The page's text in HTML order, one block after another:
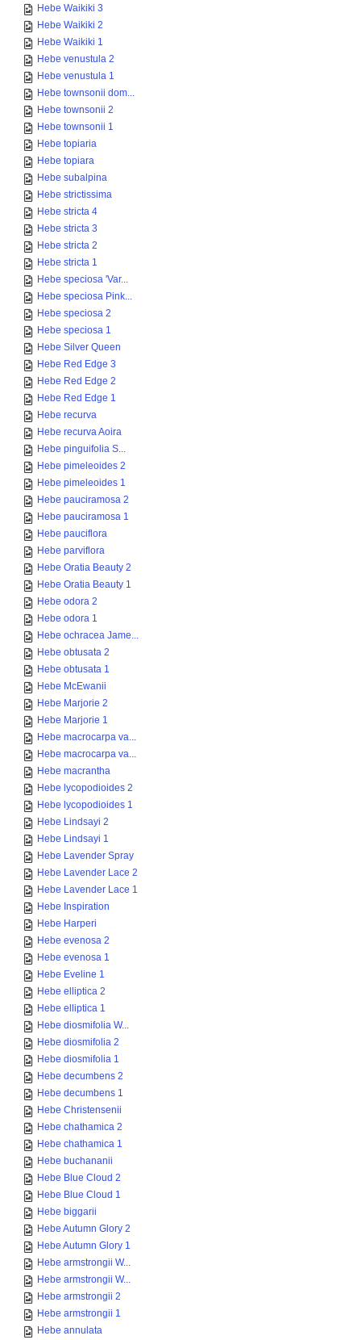
Hebe Waikiki 3
Hebe Waikiki 2
Hebe Waikiki 1
Hebe venustula 2
Hebe venustula 1
Hebe townsonii dom...
Hebe townsonii 2
Hebe townsonii 1
Hebe topiaria
Hebe topiara
Hebe subalpina
Hebe strictissima
Hebe stricta 4
Hebe stricta 3
Hebe stricta 2
Hebe stricta 1
Hebe speciosa 'Var...
Hebe speciosa Pink...
Hebe speciosa 2
Hebe speciosa 1
Hebe Silver Queen
Hebe Red Edge 3
Hebe Red Edge 2
Hebe Red Edge 1
Hebe recurva
Hebe recurva Aoira
Hebe pinguifolia S...
Hebe pimeleoides 2
Hebe pimeleoides 1
Hebe pauciramosa 2
Hebe pauciramosa 1
Hebe pauciflora
Hebe parviflora
Hebe Oratia Beauty 2
Hebe Oratia Beauty 1
Hebe odora 2
Hebe odora 1
Hebe ochracea Jame...
Hebe obtusata 2
Hebe obtusata 1
Hebe McEwanii
Hebe Marjorie 2
Hebe Marjorie 1
Hebe macrocarpa va...
Hebe macrocarpa va...
Hebe macrantha
Hebe lycopodioides 2
Hebe lycopodioides 1
Hebe Lindsayi 2
Hebe Lindsayi 1
Hebe Lavender Spray
Hebe Lavender Lace 2
Hebe Lavender Lace 1
Hebe Inspiration
Hebe Harperi
Hebe evenosa 2
Hebe evenosa 1
Hebe Eveline 1
Hebe elliptica 2
Hebe elliptica 1
Hebe diosmifolia W...
Hebe diosmifolia 2
Hebe diosmifolia 1
Hebe decumbens 2
Hebe decumbens 1
Hebe Christensenii
Hebe chathamica 2
Hebe chathamica 1
Hebe buchananii
Hebe Blue Cloud 2
Hebe Blue Cloud 1
Hebe biggarii
Hebe Autumn Glory 2
Hebe Autumn Glory 1
Hebe armstrongii W...
Hebe armstrongii W...
Hebe armstrongii 2
Hebe armstrongii 1
Hebe annulata